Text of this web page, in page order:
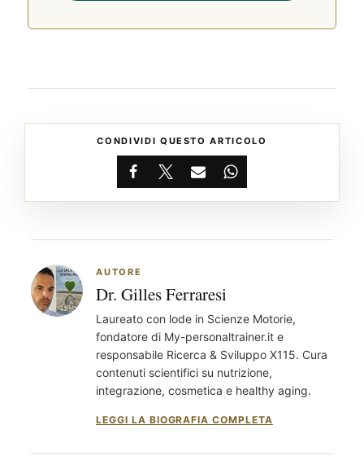
CONDIVIDI QUESTO ARTICOLO
Facebook
X EmailWhatsApp
AUTORE
Dr. Gilles Ferraresi
Laureato con lode in Scienze Motorie,
fondatore di My-personaltrainer.it e
responsabile Ricerca & Sviluppo X115. Cura
contenuti scientifici su nutrizione,
integrazione, cosmetica e healthy aging.
LEGGI LA BIOGRAFIA COMPLETA